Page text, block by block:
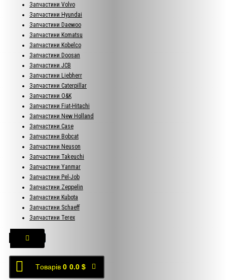
Запчастини Volvo
Запчастини Hyundai
Запчастини Daewoo
Запчастини Komatsu
Запчастини Kobelco
Запчастини Doosan
Запчастини JCB
Запчастини Liebherr
Запчастини Caterpillar
Запчастини O&K
Запчастини Fiat-Hitachi
Запчастини New Holland
Запчастини Case
Запчастини Bobcat
Запчастини Neuson
Запчастини Takeuchi
Запчастини Yanmar
Запчастини Pel-Job
Запчастини Zeppelin
Запчастини Kubota
Запчастини Schaeff
Запчастини Terex
Tоварів 0 0.0 $